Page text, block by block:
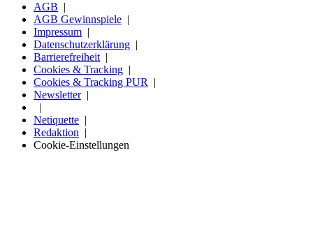
AGB
AGB Gewinnspiele
Impressum
Datenschutzerklärung
Barrierefreiheit
Cookies & Tracking
Cookies & Tracking PUR
Newsletter
Netiquette
Redaktion
Cookie-Einstellungen